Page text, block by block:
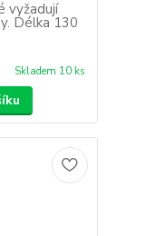
vyžadují
Délka 130
Skladem 10 ks